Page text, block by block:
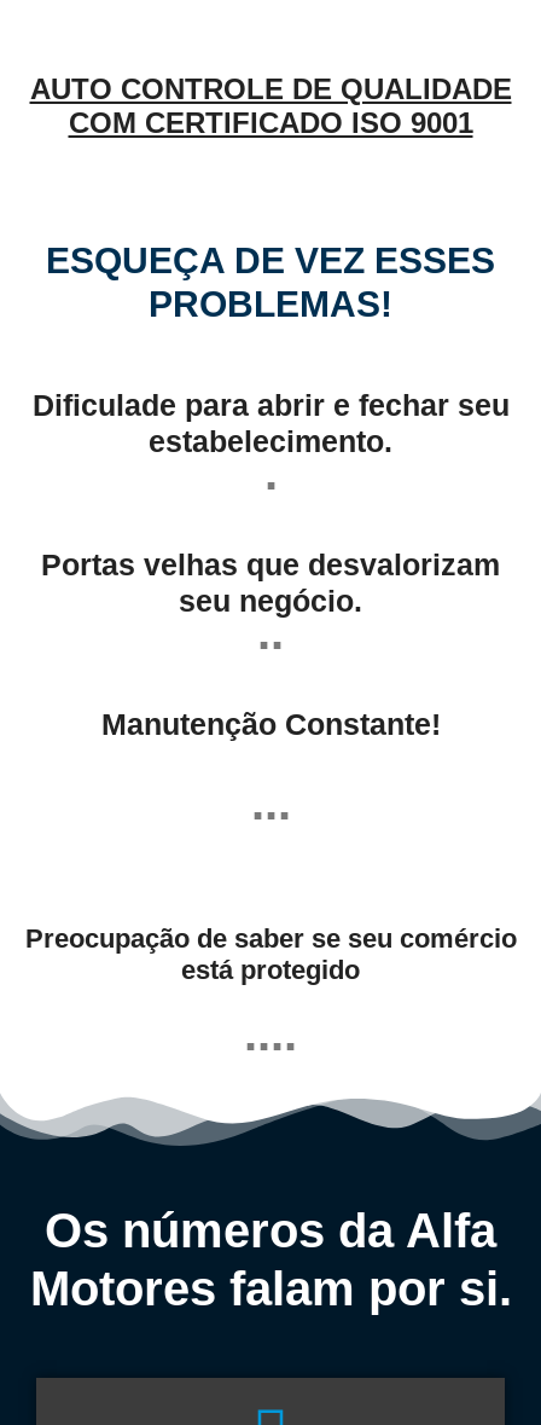
AUTO CONTROLE DE QUALIDADE
COM CERTIFICADO ISO 9001
ESQUEÇA DE VEZ ESSES
PROBLEMAS!
Dificulade para abrir e fechar seu
estabelecimento.
.
Portas velhas que desvalorizam
seu negócio.
..
Manutenção Constante!
...
Preocupação de saber se seu comércio
está protegido
....
Os números da Alfa
Motores falam por si.